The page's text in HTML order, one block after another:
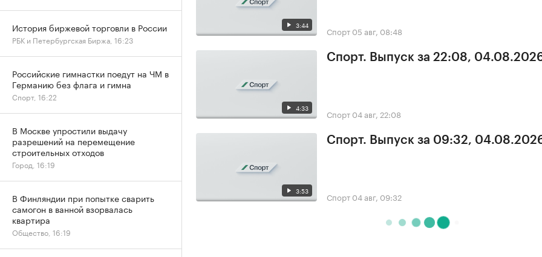
3:44 Спорт 05 авг, 08:48
4:33
Спорт. Выпуск за 22:08,
Спорт 04 авг, 22:08
3:53
Спорт. Выпуск за 09:32,
Спорт 04 авг, 09:32
История биржевой торговли в России
РБК и Петербургская Биржа, 16:23
Российские гимнастки поедут на ЧМ в
Германию без флага и гимна
Спорт, 16:22
В Москве упростили выдачу
разрешений на перемещение
строительных отходов
Город, 16:19
В Финляндии при попытке сварить
самогон в ванной взорвалась
квартира
Общество, 16:19